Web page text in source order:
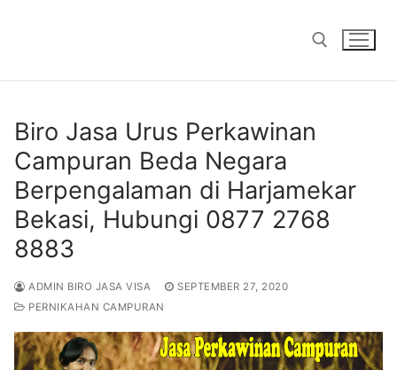
Biro Jasa Urus Perkawinan
Campuran Beda Negara
Berpengalaman di Harjamekar
Bekasi, Hubungi 0877 2768
8883
ADMIN BIRO JASA VISA
SEPTEMBER 27, 2020
PERNIKAHAN CAMPURAN